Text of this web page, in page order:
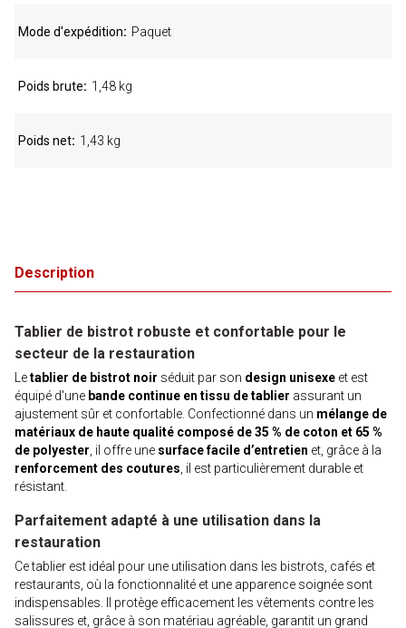
Description
Tablier de bistrot robuste et confortable pour le
secteur de la restauration
Letablier de bistrot noir séduit par son design unisexe et est
équipé d'une bande continue en tissu de tablier assurant un
ajustement sûr et confortable. Confectionné dans un mélange de
matériaux de haute qualité composé de 35 % de coton et 65 %
de polyester , il offre une surface facile d’entretien et, grâce à la
renforcement des coutures , il est particulièrement durable et
résistant.
Parfaitement adapté à une utilisation dans la
restauration
Ce tablier est idéal pour une utilisation dans les bistrots, cafés et
restaurants, où la fonctionnalité et une apparence soignée sont
indispensables. Il protège efficacement les vêtements contre les
salissures et, grâce à son matériau agréable, garantit un grand
Mode d'expédition Paquet
Poids brute 1,48 kg
Poids net 1,43 kg